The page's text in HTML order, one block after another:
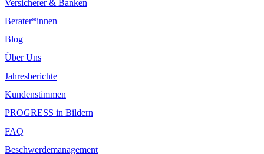
Versicherer & Banken
Berater*innen
Blog
Über Uns
Jahresberichte
Kundenstimmen
PROGRESS in Bildern
FAQ
Beschwerdemanagement